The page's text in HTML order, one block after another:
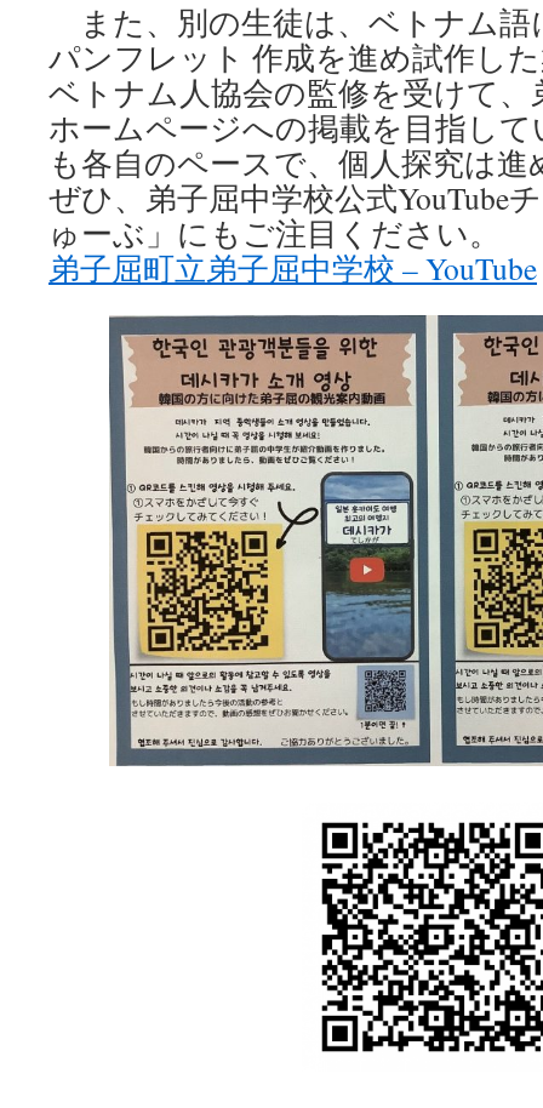
また、別の生徒は、ベトナム語
パンフレット 作成を進め試作し
ベトナム人協会の監修を受けて、
ホームページへの掲載を目指し
も各自のペースで、個人探究は
ぜひ、弟子屈中学校公式YouTube
ゅーぶ」にもご注目ください。
弟子屈町立弟子屈中学校 – YouTube